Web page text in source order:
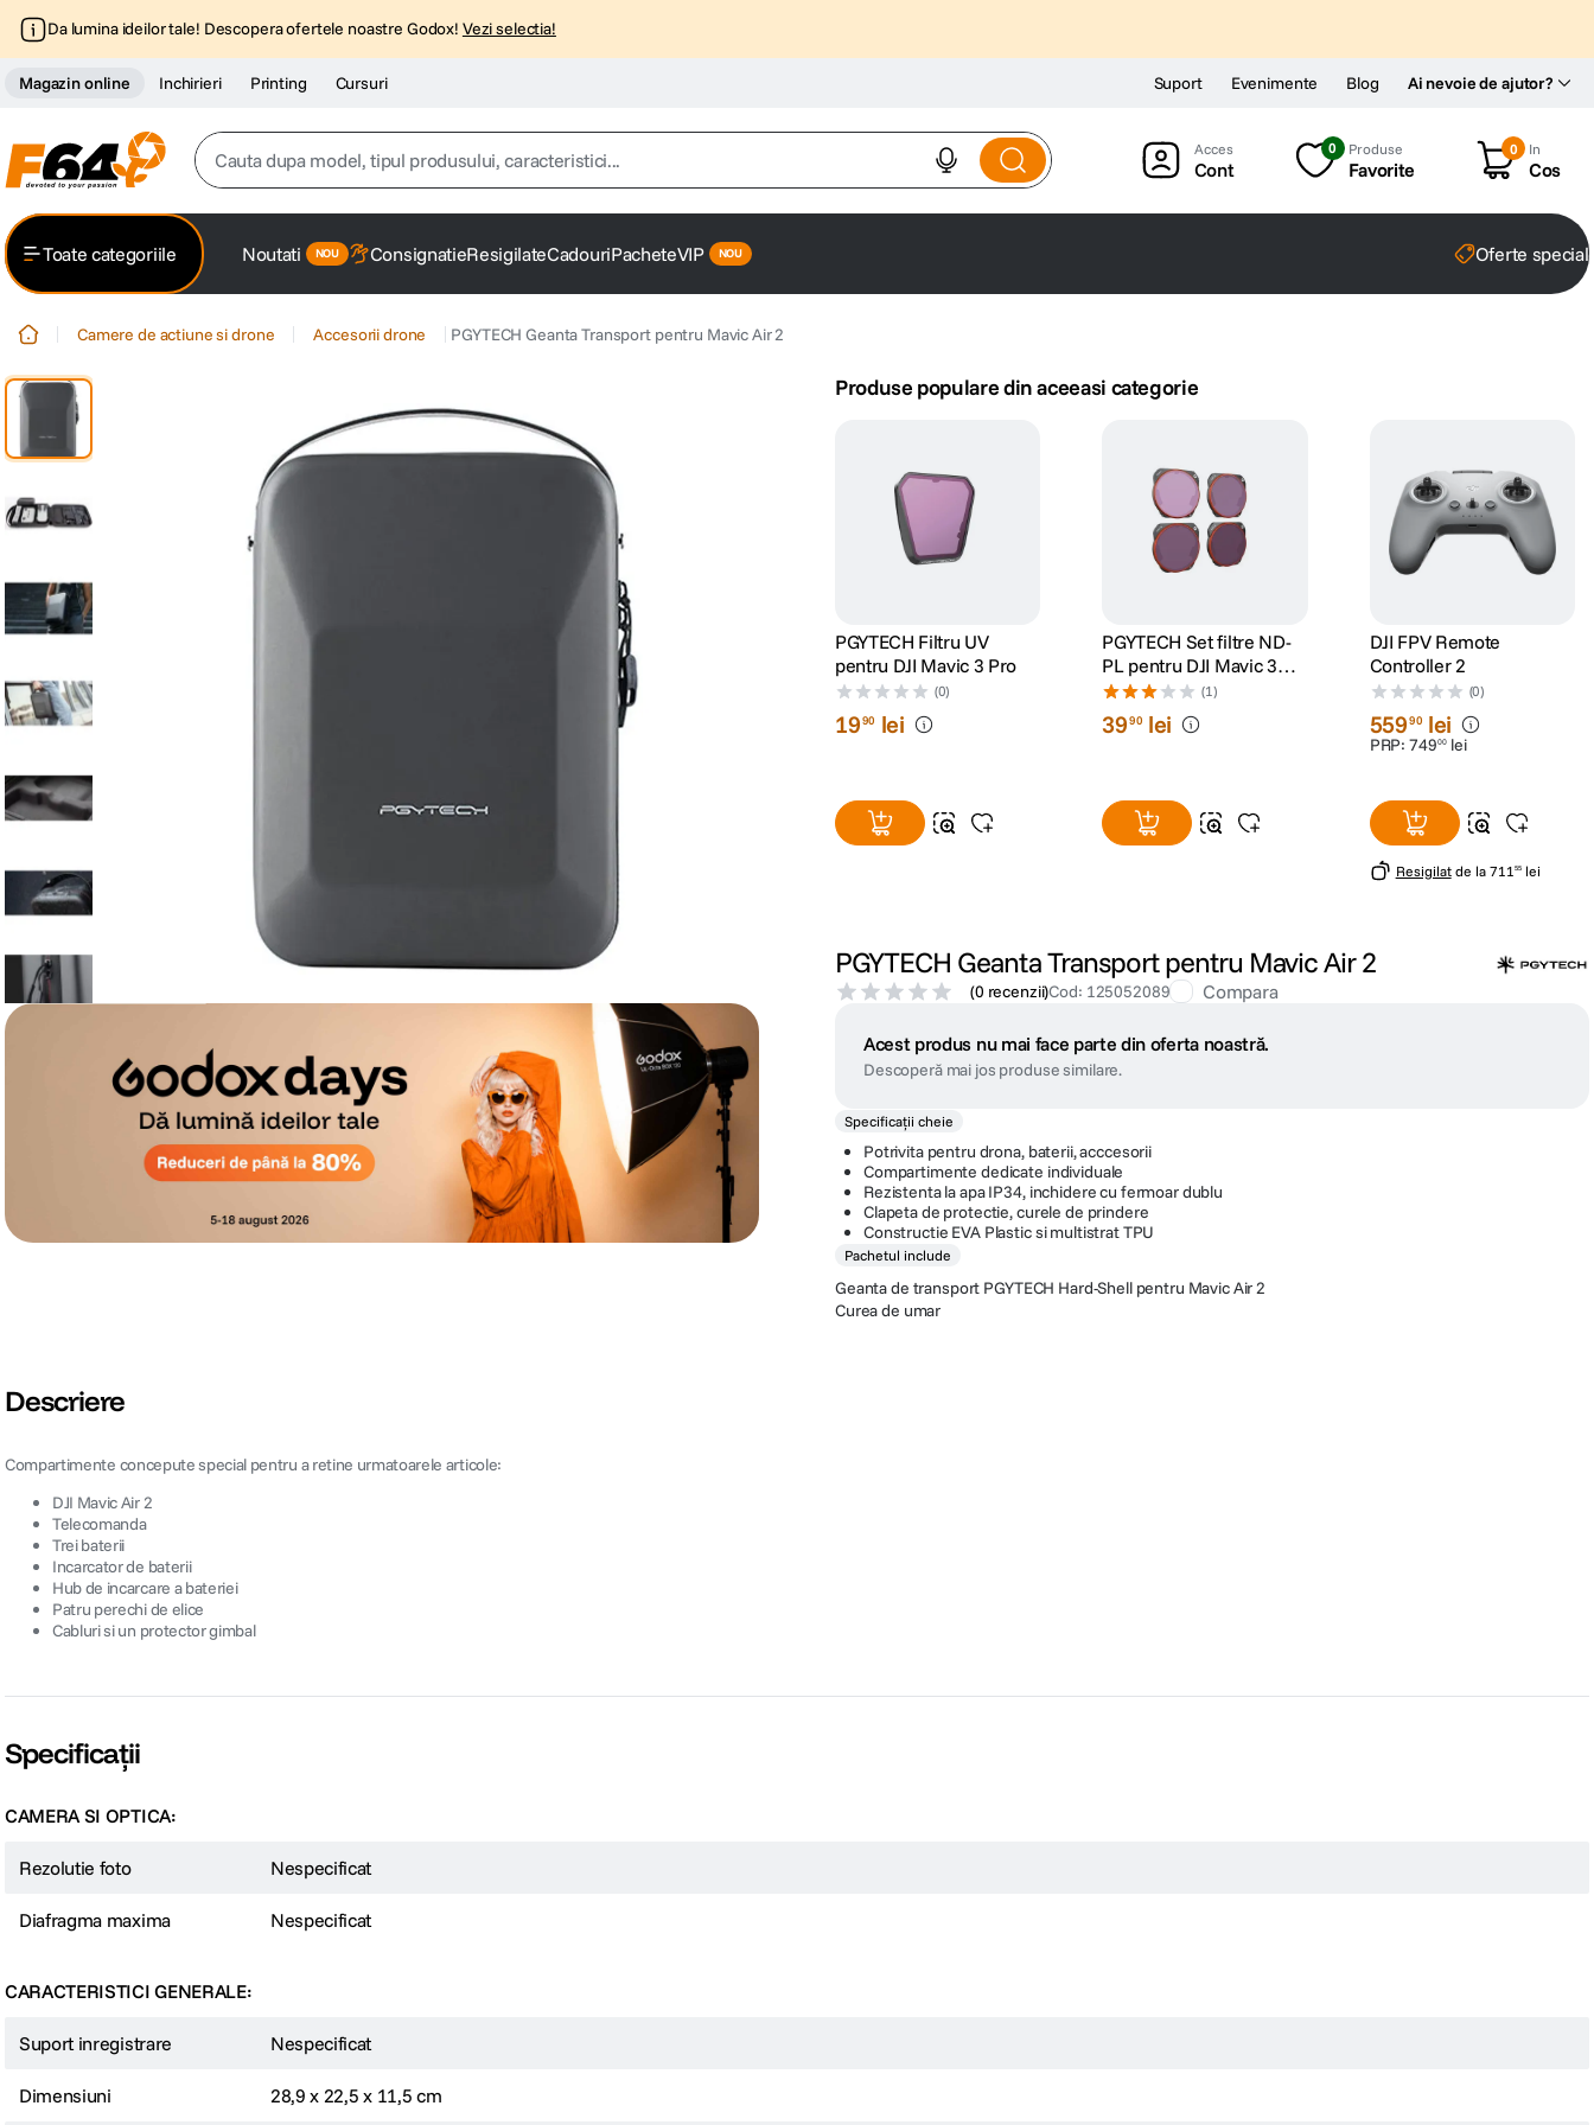
Da lumina ideilor tale! Descopera ofertele noastre Godox! Vezi selectia!
Magazin online Inchirieri Printing Cursuri Ai nevoie de ajutor?
Suport Evenimente Blog
Cauta dupa model, tipul produsului, caracteristici...
2. trepied
peak design
lavaliera
sony fx
Cont
0 Produse
Favorite
0 In
Cos
Toate categoriile Noutati ConsignatieResigilateCadouriPacheteVIP Oferte
Camere de actiune si drone Accesorii drone PGYTECH Geanta Transport pentru Mavic Air 2
Produse populare din aceeasi categorie
PGYTECH Filtru UV
pentru DJI Mavic 3 Pro
(0)
1990 lei
PGYTECH Set filtre ND-
PL pentru DJI Mavic 3
Pro (NDPL 8 16 32 64)
(1)
3990 lei
DJI FPV Remote
Controller 2
(0)
55990 lei
PRP: 74900 lei
Resigilat de la 711 55 lei
PGYTECH Geanta Transport pentru Mavic Air 2
(0 recenzii)Cod: 125052089 Compara
Acest produs nu mai face parte din oferta noastră.
Descoperă mai jos produse similare.
Specificații cheie
Potrivita pentru drona, baterii, acccesorii
Compartimente dedicate individuale
Rezistenta la apa IP34, inchidere cu fermoar dublu
Clapeta de protectie, curele de prindere
Constructie EVA Plastic si multistrat TPU
Pachetul include
Geanta de transport PGYTECH Hard-Shell pentru Mavic Air 2
Curea de umar
Descriere
Compartimente concepute special pentru a retine urmatoarele articole:
DJI Mavic Air 2
Telecomanda
Trei baterii
Incarcator de baterii
Hub de incarcare a bateriei
Patru perechi de elice
Cabluri si un protector gimbal
Specificații
CAMERA SI OPTICA:
Rezolutie foto Nespecificat
Diafragma maxima Nespecificat
CARACTERISTICI GENERALE:
Suport inregistrare Nespecificat
Dimensiuni 28,9 x 22,5 x 11,5 cm